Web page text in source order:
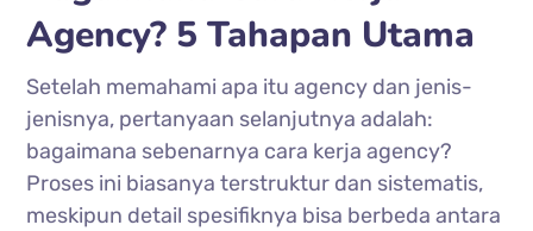
Agency? 5 Tahapan Utama
Setelah memahami apa itu agency dan jenis-
jenisnya, pertanyaan selanjutnya adalah:
bagaimana sebenarnya cara kerja agency?
Proses ini biasanya terstruktur dan sistematis,
meskipun detail spesifiknya bisa berbeda antara